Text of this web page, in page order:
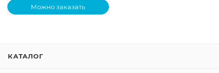
Можно заказать
КАТАЛОГ